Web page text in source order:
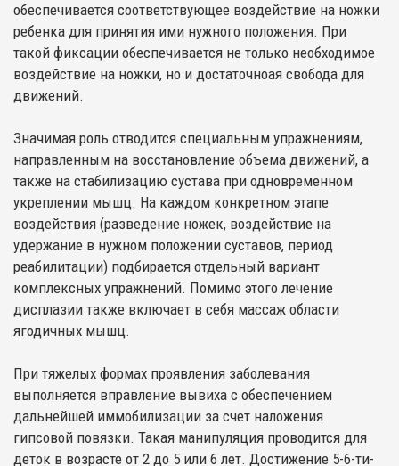
обеспечивается соответствующее воздействие на ножки
ребенка для принятия ими нужного положения. При
такой фиксации обеспечивается не только необходимое
воздействие на ножки, но и достаточноая свобода для
движений.
Значимая роль отводится специальным упражнениям,
направленным на восстановление объема движений, а
также на стабилизацию сустава при одновременном
укреплении мышц. На каждом конкретном этапе
воздействия (разведение ножек, воздействие на
удержание в нужном положении суставов, период
реабилитации) подбирается отдельный вариант
комплексных упражнений. Помимо этого лечение
дисплазии также включает в себя массаж области
ягодичных мышц.
При тяжелых формах проявления заболевания
выполняется вправление вывиха с обеспечением
дальнейшей иммобилизации за счет наложения
гипсовой повязки. Такая манипуляция проводится для
деток в возрасте от 2 до 5 или 6 лет. Достижение 5-6-ти-